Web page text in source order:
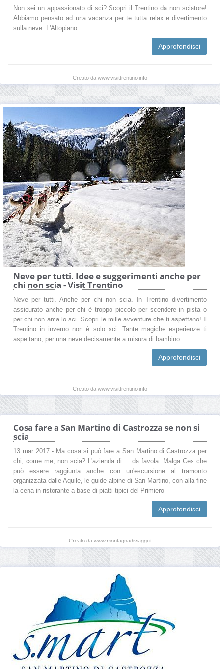
Non sei un appassionato di sci? Scopri il Trentino da non sciatore!
Abbiamo pensato ad una vacanza per te tutta relax e divertimento
sulla neve. L'Altopiano.
Approfondisci
Creato da www.visittrentino.info
Neve per tutti. Idee e suggerimenti anche per
chi non scia - Visit Trentino
Neve per tutti. Anche per chi non scia. In Trentino divertimento
assicurato anche per chi è troppo piccolo per scendere in pista o
per chi non ama lo sci. Scopri le mille avventure che ti aspettano! Il
Trentino in inverno non è solo sci. Tante magiche esperienze ti
aspettano, per una neve decisamente a misura di bambino.
Approfondisci
Creato da www.visittrentino.info
Cosa fare a San Martino di Castrozza se non si
scia
13 mar 2017 - Ma cosa si può fare a San Martino di Castrozza per
chi, come me, non scia? L'azienda di ... da favola. Malga Ces che
può essere raggiunta anche con un'escursione al tramonto
organizzata dalle Aquile, le guide alpine di San Martino, con alla fine
la cena in ristorante a base di piatti tipici del Primiero.
Approfondisci
Creato da www.montagnadiviaggi.it